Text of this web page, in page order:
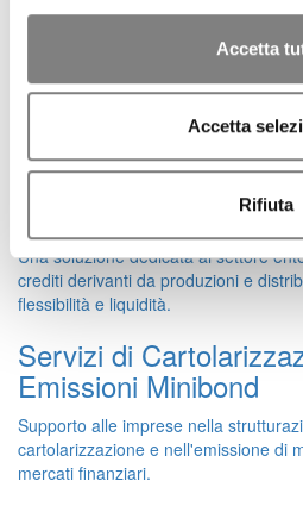
Accetta
Accetta
Rifiuta
liquidità.
Gestione e Recupero
monitoraggio al recupero, per
rischi operativi.
Crediti Entertainment
Una soluzione dedicata al settore
crediti derivanti da produzioni e
flessibilità e liquidità.
Servizi di
Emissioni Minibond
Supporto alle imprese nella
cartolarizzazione e nell'emissione di
mercati finanziari.